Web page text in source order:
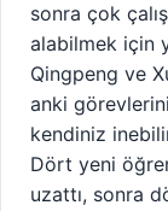
sonra çok
alabilmek için
Qingpeng ve
anki
kendiniz
Dört yeni
uzattı, sonra